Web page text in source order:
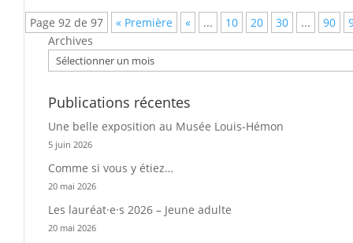
Page 92 de 97 « Première « ... 10 20 30 ... 90
Archives
Publications récentes
Une belle exposition au Musée Louis-Hémon
5 juin 2026
Comme si vous y étiez…
20 mai 2026
Les lauréat·e·s 2026 – Jeune adulte
20 mai 2026